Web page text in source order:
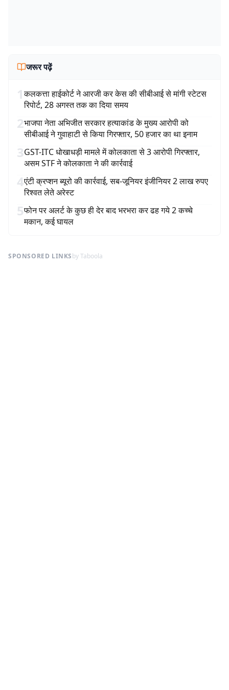
जरूर पढ़ें
1कलकत्ता हाईकोर्ट ने आरजी कर केस की सीबीआई से मांगी स्टेटस
रिपोर्ट, 28 अगस्त तक का दिया समय
2भाजपा नेता अभिजीत सरकार हत्याकांड के मुख्य आरोपी को
सीबीआई ने गुवाहाटी से किया गिरफ्तार, 50 हजार का था इनाम
3GST-ITC धोखाधड़ी मामले में कोलकाता से 3 आरोपी गिरफ्तार,
असम STF ने कोलकाता ने की कार्रवाई
4एंटी क्रप्शन ब्यूरो की कार्रवाई, सब-जूनियर इंजीनियर 2 लाख रुपए
रिश्वत लेते अरेस्ट
5फोन पर अलर्ट के कुछ ही देर बाद भरभरा कर ढह गये 2 कच्चे
मकान, कई घायल
SPONSORED LINKSby Taboola